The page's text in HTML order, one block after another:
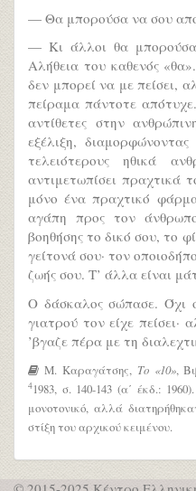
— Θα μπορούσα να σου
— Κι άλλοι θα
Αλήθεια του καθενός
δεν μπορεί να με πείσει,
πείραμα πάντοτε
αντίθετες στην
εξέλιξη,
τελειότερους ηθικά
αντιμετωπίσει
μόνο ένα πραχτικό
αγάπη προς τον
βοηθήσης το δικό σου, το
γείτονά σου· τον
ζωής σου. Τ’ άλλα είναι
Ο δάσκαλος σώπασε. Όχι
γιατρού τον είχε
’βγαζε πέρα με τη
Μ. Καραγάτσης, Το «10»,
41983, σ. 140-143 (α΄ έκδ.:
μονοτονικό, αλλά
στίξη του αρχικού κειμένου.